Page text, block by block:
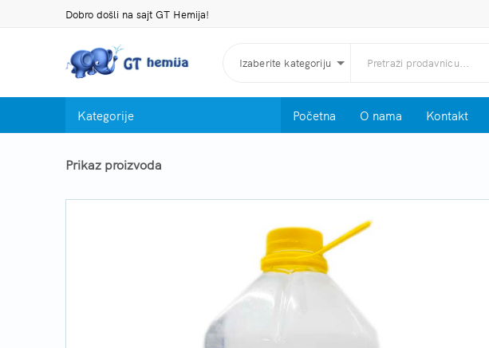
Dobro došli na sajt GT Hemija!
Izaberite kategoriju
Kategorije Početna O nama Kontakt
Prikaz proizvoda